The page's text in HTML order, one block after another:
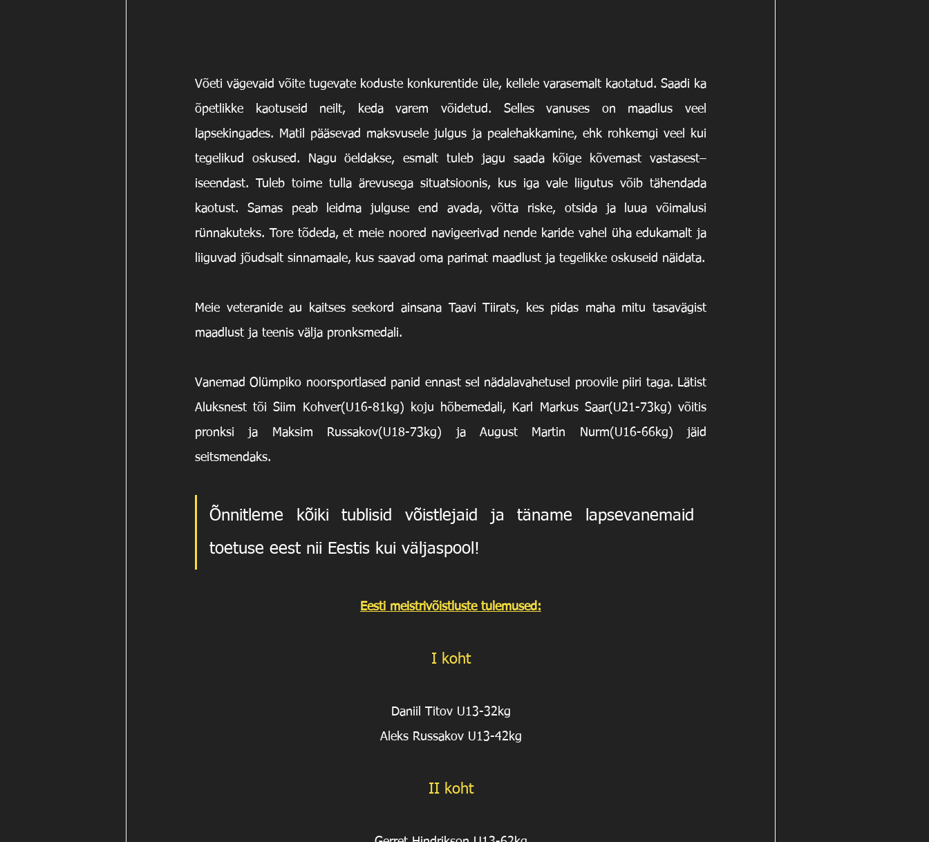
Võeti vägevaid võite tugevate koduste konkurentide üle, kellele varasemalt kaotatud. Saadi ka
õpetlikke kaotuseid neilt, keda varem võidetud. Selles vanuses on maadlus veel
lapsekingades. Matil pääsevad maksvusele julgus ja pealehakkamine, ehk rohkemgi veel kui
tegelikud oskused. Nagu öeldakse, esmalt tuleb jagu saada kõige kõvemast vastasest–
iseendast. Tuleb toime tulla ärevusega situatsioonis, kus iga vale liigutus võib tähendada
kaotust. Samas peab leidma julguse end avada, võtta riske, otsida ja luua võimalusi
rünnakuteks. Tore tõdeda, et meie noored navigeerivad nende karide vahel üha edukamalt ja
Meie veteranide au kaitses seekord ainsana Taavi Tiirats, kes pidas maha mitu tasavägist
maadlust ja teenis välja pronksmedali.
Vanemad Olümpiko noorsportlased panid ennast sel nädalavahetusel proovile piiri taga. Lätist
Aluksnest tõi Siim Kohver(U16-81kg) koju hõbemedali, Karl Markus Saar(U21-73kg) võitis
pronksi ja Maksim Russakov(U18-73kg) ja August Martin Nurm(U16-66kg) jäid
seitsmendaks.
Õnnitleme kõiki tublisid võistlejaid ja täname lapsevanemaid
toetuse eest nii Eestis kui väljaspool!
Eesti meistrivõistluste tulemused:
I koht
Daniil Titov U13-32kg
Aleks Russakov U13-42kg
II koht